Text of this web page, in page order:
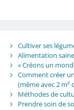
Cultiver ses
Alimentation
« Créons un
Comment créer
(même avec 2 m²
Méthodes de
Prendre soin de